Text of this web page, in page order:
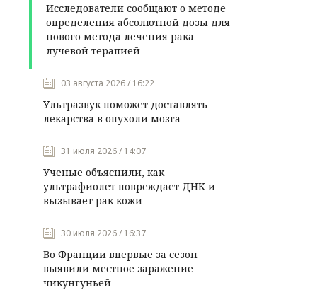
Исследователи сообщают о методе
определения абсолютной дозы для
нового метода лечения рака
лучевой терапией
03 августа 2026 / 16:22
Ультразвук поможет доставлять
лекарства в опухоли мозга
31 июля 2026 / 14:07
Ученые объяснили, как
ультрафиолет повреждает ДНК и
вызывает рак кожи
30 июля 2026 / 16:37
Во Франции впервые за сезон
выявили местное заражение
чикунгуньей